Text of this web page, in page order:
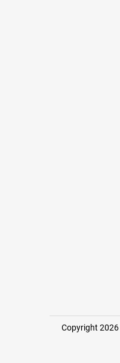
Copyright 2026